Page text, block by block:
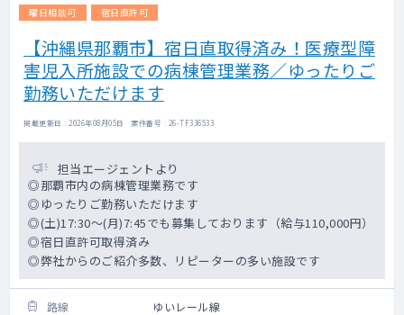
曜日相談可
宿日直許可
【沖縄県那覇市】宿日直取得済み！医療型障
害児入所施設での病棟管理業務／ゆったりご
勤務いただけます
掲載更新日 : 2026年08月05日 案件番号 : 26-TF336533
担当エージェントより
◎那覇市内の病棟管理業務です
◎ゆったりご勤務いただけます
◎(土)17:30～(月)7:45でも募集しております（給与110,000円）
◎宿日直許可取得済み
◎弊社からのご紹介多数、リピーターの多い施設です
路線 ゆいレール線